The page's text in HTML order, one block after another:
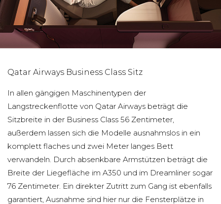
Qatar Airways Business Class Sitz
In allen gängigen Maschinentypen der
Langstreckenflotte von Qatar Airways beträgt die
Sitzbreite in der Business Class 56 Zentimeter,
außerdem lassen sich die Modelle ausnahmslos in ein
komplett flaches und zwei Meter langes Bett
verwandeln. Durch absenkbare Armstützen beträgt die
Breite der Liegefläche im A350 und im Dreamliner sogar
76 Zentimeter. Ein direkter Zutritt zum Gang ist ebenfalls
garantiert, Ausnahme sind hier nur die Fensterplätze in